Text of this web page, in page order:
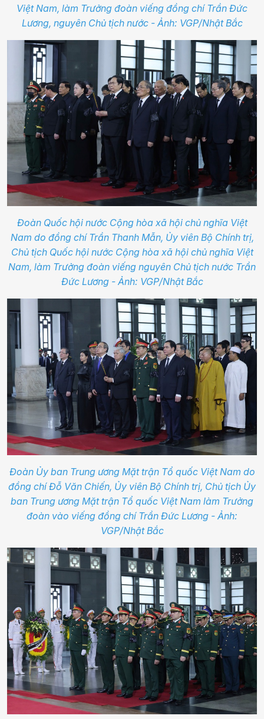
Việt Nam, làm Trưởng đoàn viếng đồng chí Trần Đức
Lương, nguyên Chủ tịch nước - Ảnh: VGP/Nhật Bắc
Đoàn Quốc hội nước Cộng hòa xã hội chủ nghĩa Việt
Nam do đồng chí Trần Thanh Mẫn, Ủy viên Bộ Chính trị,
Chủ tịch Quốc hội nước Cộng hòa xã hội chủ nghĩa Việt
Nam, làm Trưởng đoàn viếng nguyên Chủ tịch nước Trần
Đức Lương - Ảnh: VGP/Nhật Bắc
Đoàn Ủy ban Trung ương Mặt trận Tổ quốc Việt Nam do
đồng chí Đỗ Văn Chiến, Ủy viên Bộ Chính trị, Chủ tịch Ủy
ban Trung ương Mặt trận Tổ quốc Việt Nam làm Trưởng
đoàn vào viếng đồng chí Trần Đức Lương - Ảnh:
VGP/Nhật Bắc